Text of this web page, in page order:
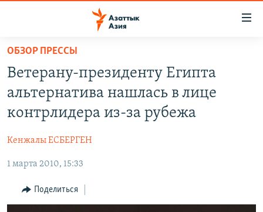
Вернуться
основному
содержанию
главной
Вернутся
поиску
КАЗАХСТАН
НОВОСТИ
ВОЙНА В УКРАИНЕ
КЫРГЫЗЧА
ЎЗБЕКЧА
ОБЗОР ПРЕССЫ
Ветерану-президенту Египта
альтернатива нашлась в лице
контрлидера из-за рубежа
Кенжалы ЕСБЕРГЕН
1 марта 2010, 15:33
Поделиться